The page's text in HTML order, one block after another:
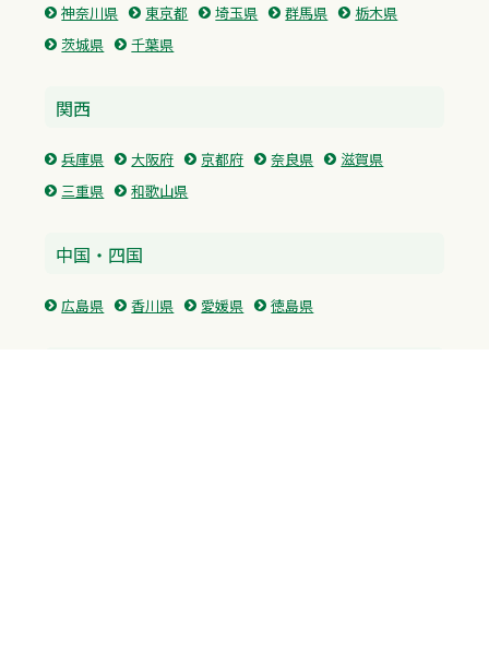
神奈川県 東京都 埼玉県 群馬県
栃木県
茨城県
千葉県
関西
兵庫県 大阪府 京都府 奈良県
滋賀県
三重県
和歌山県
中国・四国
広島県 香川県 愛媛県 徳島県